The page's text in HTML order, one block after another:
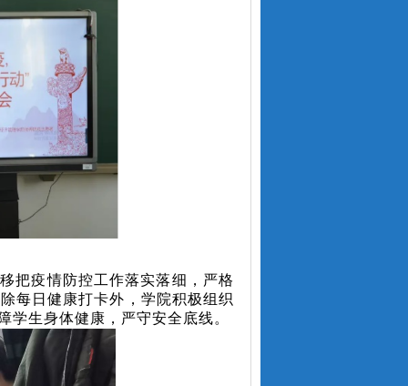
把疫情防控工作落实落细，严格
每日健康打卡外，学院积极组织
学生身体健康，严守安全底线。